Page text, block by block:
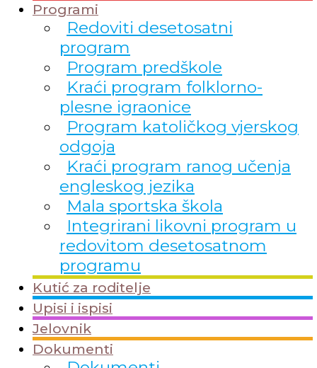
Programi
Redoviti desetosatni
program
Program predškole
Kraći program folklorno-
plesne igraonice
Program katoličkog vjerskog
odgoja
Kraći program ranog učenja
engleskog jezika
Mala sportska škola
Integrirani likovni program u
redovitom desetosatnom
programu
Kutić za roditelje
Upisi i ispisi
Jelovnik
Dokumenti